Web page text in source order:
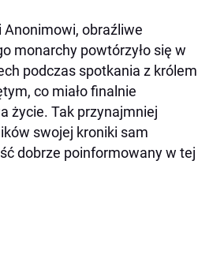
obraźliwe
monarchy powtórzyło się w
podczas spotkania z królem
co miało finalnie
życie. Tak przynajmniej
swojej kroniki sam
dobrze poinformowany w tej